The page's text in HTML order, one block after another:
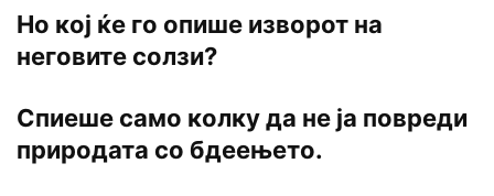
Но кој ќе го опише изворот на
неговите солзи?
Спиеше само колку да не ја повреди
природата со бдеењето.